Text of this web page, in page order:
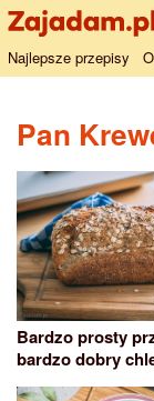
Najlepsze przepisy
Pan
Bardzo prosty
bardzo dobry